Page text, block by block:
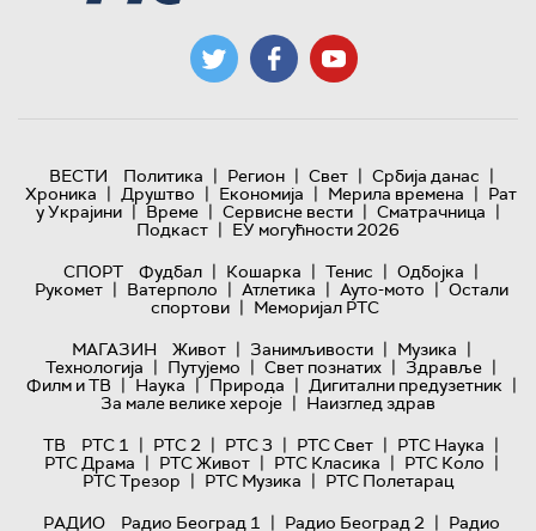
ВЕСТИ Политика | Регион | Свет | Србија данас |
Хроника | Друштво | Економија | Мерила времена | Рат
у Украјини | Време | Сервисне вести | Сматрачница |
Подкаст | ЕУ могућности 2026
СПОРТ
Фудбал | Кошарка | Тенис | Одбојка |
Рукомет | Ватерполо | Атлетика | Ауто-мото | Остали
спортови | Меморијал РТС
МАГАЗИН
Живот | Занимљивости | Музика |
Технологијa | Путујемо | Свет познатих | Здравље |
Филм и ТВ | Наука | Природа | Дигитални предузетник |
За мале велике хероје | Наизглед здрав
ТВ
РТС 1 | РТС 2 | РТС 3 | РТС Свет | РТС Наука |
РТС Драма | РТС Живот | РТС Класика | РТС Коло |
РТС Трезор | РТС Музика | РТС Полетарац
РАДИО
Радио Београд 1 | Радио Београд 2 | Радио